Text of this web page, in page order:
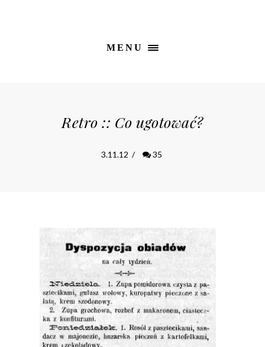
MENU
Retro :: Co ugotować?
3.11.12 / 35